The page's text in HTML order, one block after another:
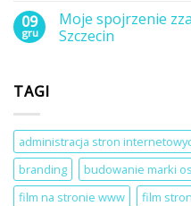
kursy
za
do
Masz
około
strona
internetowa
dla
salonu
beauty
09
gru
Moje spojrzenie
Szczecin
na
LinkedIn
Local
Szczecin
TAGI
administracja stron
branding
budowanie marki
film na stronie www
film